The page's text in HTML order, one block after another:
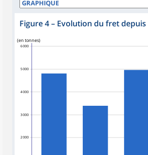
Figure 4– Evolution du fret depuis
2 000
3 000
4 000
5 000
6 000
(en tonnes)